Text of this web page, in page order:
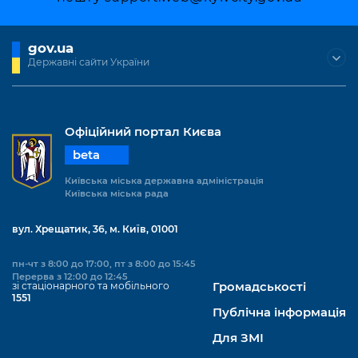
Підприємства, установи, організації
Річні звіти
Безбар'єрність
Київська міська військова адміністрація
Портал Захисників та Захисниць
Безбар'єрність
Портал послуг
Міський застосунок Київ Цифровий
Важливе під час воєнного стану
Важливе під час воєнного стану
Портал даних Києва
Публічні дашборди
gov.ua
Державні сайти України
Офіційний портал Києва
beta
Київська міська державна адміністрація
Київська міська рада
вул. Хрещатик, 36, м. Київ, 01001
пн-чт з 8:00 до 17:00, пт з 8:00 до 15:45
Перерва з 12:00 до 12:45
зі стаціонарного та мобільного
1551
Громадськості
Публічна інформація
Для ЗМІ